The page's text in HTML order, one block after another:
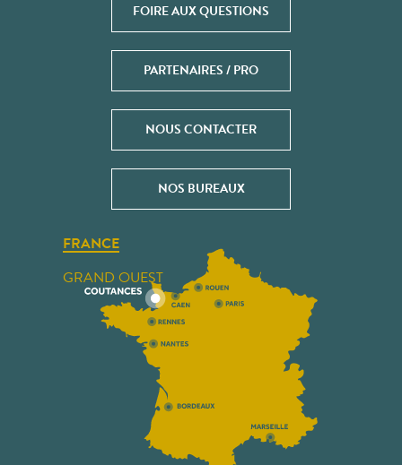
FOIRE AUX QUESTIONS
PARTENAIRES / PRO
NOUS CONTACTER
NOS BUREAUX
FRANCE
GRAND OUEST